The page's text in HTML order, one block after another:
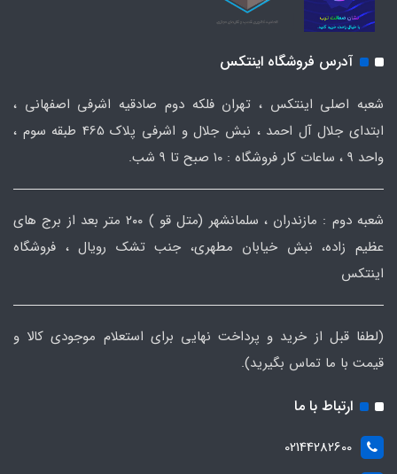
آدرس فروشگاه اینتکس
شعبه اصلی اینتکس ، تهران فلکه دوم صادقیه اشرفی اصفهانی ،
ابتدای جلال آل احمد ، نبش جلال و اشرفی پلاک 465 طبقه سوم ،
واحد ۹ ، ساعات کار فروشگاه : ۱۰ صبح تا ۹ شب.
شعبه دوم : مازندران ، سلمانشهر (متل قو ) ۲۰۰ متر بعد از برج های
عظیم زاده، نبش خیابان مطهری، جنب تشک رویال ، فروشگاه
اینتکس
(لطفا قبل از خرید و پرداخت نهایی برای استعلام موجودی کالا و
قیمت با ما تماس بگیرید).
ارتباط با ما
02144282600